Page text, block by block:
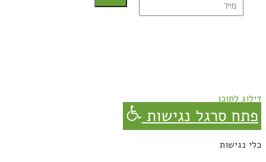
דילוג לתוכן
פתח סרגל נגישות
כלי נגישות